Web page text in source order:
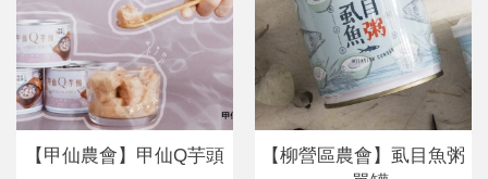
【甲仙農會】甲仙Q芋頭
【柳營區農會】虱目魚粥